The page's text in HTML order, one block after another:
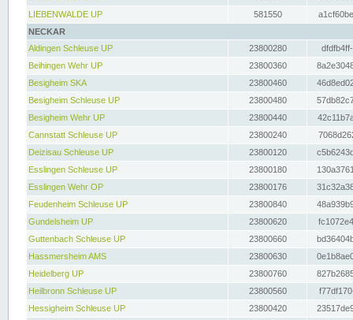
LIEBENWALDE UP
581550
NECKAR
Aldingen Schleuse UP
23800280
Beihingen Wehr UP
23800360
Besigheim SKA
23800460
Besigheim Schleuse UP
23800480
Besigheim Wehr UP
23800440
Cannstatt Schleuse UP
23800240
Deizisau Schleuse UP
23800120
Esslingen Schleuse UP
23800180
Esslingen Wehr OP
23800176
Feudenheim Schleuse UP
23800840
Gundelsheim UP
23800620
Guttenbach Schleuse UP
23800660
Hassmersheim AMS
23800630
Heidelberg UP
23800760
Heilbronn Schleuse UP
23800560
Hessigheim Schleuse UP
23800420